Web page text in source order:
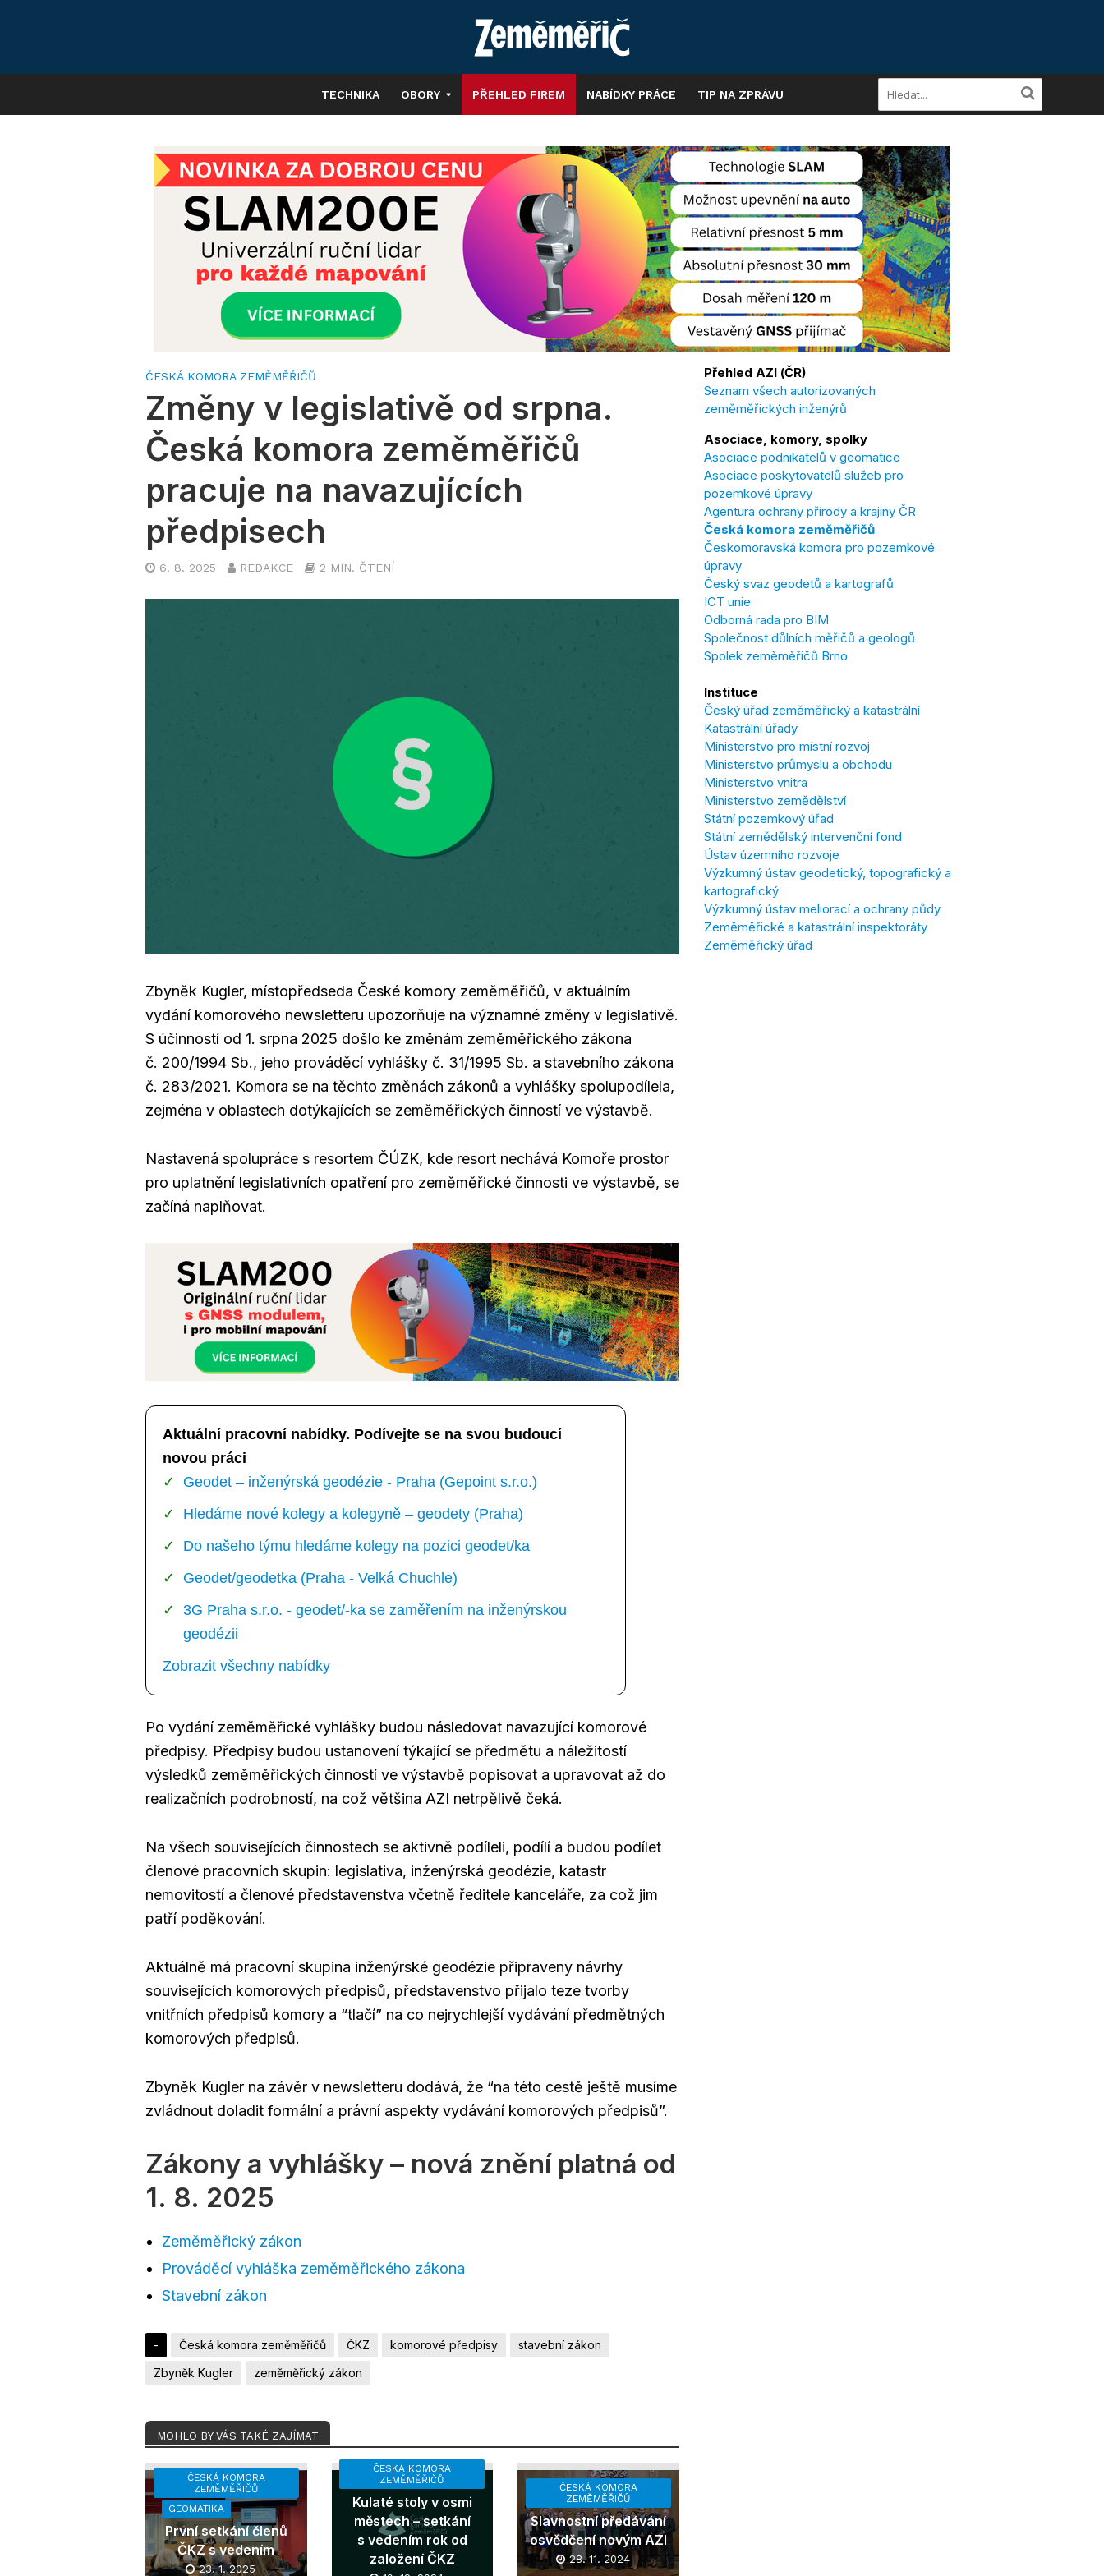
TECHNIKA OBORY PŘEHLED FIREM NABÍDKY PRÁCE TIP NA ZPRÁVU
ČESKÁ KOMORA ZEMĚMĚŘIČŮ
Změny v legislativě od srpna.
Česká komora zeměměřičů
pracuje na navazujících
předpisech
6. 8. 2025 REDAKCE 2 MIN. ČTENÍ
Zbyněk Kugler, místopředseda České komory zeměměřičů, v aktuálním
vydání komorového newsletteru upozorňuje na významné změny v legislativě.
S účinností od 1. srpna 2025 došlo ke změnám zeměměřického zákona
č. 200/1994 Sb., jeho prováděcí vyhlášky č. 31/1995 Sb. a stavebního zákona
č. 283/2021. Komora se na těchto změnách zákonů a vyhlášky spolupodílela,
zejména v oblastech dotýkajících se zeměměřických činností ve výstavbě.
Nastavená spolupráce s resortem ČÚZK, kde resort nechává Komoře prostor
pro uplatnění legislativních opatření pro zeměměřické činnosti ve výstavbě, se
začíná naplňovat.
Aktuální pracovní nabídky. Podívejte se na svou budoucí
novou práci
Geodet – inženýrská geodézie - Praha (Gepoint s.r.o.)
Hledáme nové kolegy a kolegyně – geodety (Praha)
Do našeho týmu hledáme kolegy na pozici geodet/ka
Geodet/geodetka (Praha - Velká Chuchle)
3G Praha s.r.o. - geodet/-ka se zaměřením na inženýrskou
geodézii
Zobrazit všechny nabídky
Po vydání zeměměřické vyhlášky budou následovat navazující komorové
předpisy. Předpisy budou ustanovení týkající se předmětu a náležitostí
výsledků zeměměřických činností ve výstavbě popisovat a upravovat až do
realizačních podrobností, na což většina AZI netrpělivě čeká.
Na všech souvisejících činnostech se aktivně podíleli, podílí a budou podílet
členové pracovních skupin: legislativa, inženýrská geodézie, katastr
nemovitostí a členové představenstva včetně ředitele kanceláře, za což jim
patří poděkování.
Aktuálně má pracovní skupina inženýrské geodézie připraveny návrhy
souvisejících komorových předpisů, představenstvo přijalo teze tvorby
vnitřních předpisů komory a “tlačí” na co nejrychlejší vydávání předmětných
komorových předpisů.
Zbyněk Kugler na závěr v newsletteru dodává, že “na této cestě ještě musíme
zvládnout doladit formální a právní aspekty vydávání komorových předpisů”.
Zákony a vyhlášky – nová znění platná od
1. 8. 2025
Zeměměřický zákon
Prováděcí vyhláška zeměměřického zákona
Stavební zákon
- Česká komora zeměměřičů ČKZ komorové předpisy
stavební zákon
Zbyněk Kugler
zeměměřický zákon
MOHLO BY VÁS TAKÉ ZAJÍMAT
ČESKÁ KOMORA
ZEMĚMĚŘIČŮ
GEOMATIKA
První setkání členů
ČKZ s vedením
23. 1. 2025
ČESKÁ KOMORA
ZEMĚMĚŘIČŮ
Kulaté stoly v osmi
městech – setkání
s vedením rok od
založení ČKZ
ČESKÁ KOMORA
ZEMĚMĚŘIČŮ
Slavnostní předávání
osvědčení novým AZI
28. 11. 2024
Přehled AZI (ČR)
Seznam všech autorizovaných
zeměměřických inženýrů
Asociace, komory, spolky
Asociace podnikatelů v geomatice
Asociace poskytovatelů služeb pro
pozemkové úpravy
Agentura ochrany přírody a krajiny ČR
Česká komora zeměměřičů
Českomoravská komora pro pozemkové
úpravy
Český svaz geodetů a kartografů
ICT unie
Odborná rada pro BIM
Společnost důlních měřičů a geologů
Spolek zeměměřičů Brno
Instituce
Český úřad zeměměřický a katastrální
Katastrální úřady
Ministerstvo pro místní rozvoj
Ministerstvo průmyslu a obchodu
Ministerstvo vnitra
Ministerstvo zemědělství
Státní pozemkový úřad
Státní zemědělský intervenční fond
Ústav územního rozvoje
Výzkumný ústav geodetický, topografický a
kartografický
Výzkumný ústav meliorací a ochrany půdy
Zeměměřické a katastrální inspektoráty
Zeměměřický úřad